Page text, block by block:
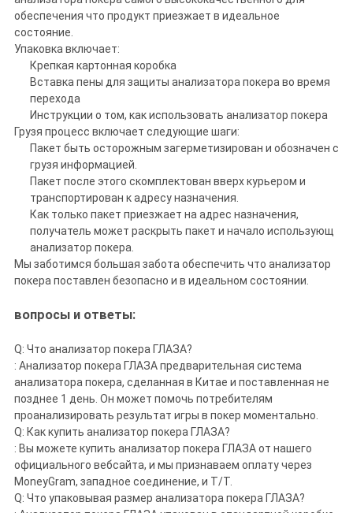
обеспечения что продукт приезжает в идеальное
состояние.
Упаковка включает:
Крепкая картонная коробка
Вставка пены для защиты анализатора покера во время
перехода
Инструкции о том, как использовать анализатор покера
Грузя процесс включает следующие шаги:
Пакет быть осторожным загерметизирован и обозначен с
грузя информацией.
Пакет после этого скомплектован вверх курьером и
транспортирован к адресу назначения.
Как только пакет приезжает на адрес назначения,
получатель может раскрыть пакет и начало использующ
анализатор покера.
Мы заботимся большая забота обеспечить что анализатор
покера поставлен безопасно и в идеальном состоянии.
вопросы и ответы:
Q: Что анализатор покера ГЛАЗА?
: Анализатор покера ГЛАЗА предварительная система
анализатора покера, сделанная в Китае и поставленная не
позднее 1 день. Он может помочь потребителям
проанализировать результат игры в покер моментально.
Q: Как купить анализатор покера ГЛАЗА?
: Вы можете купить анализатор покера ГЛАЗА от нашего
официального вебсайта, и мы признаваем оплату через
MoneyGram, западное соединение, и T/T.
Q: Что упаковывая размер анализатора покера ГЛАЗА?